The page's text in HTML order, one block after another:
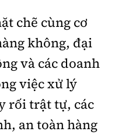
chẽ cùng cơ
không, đại
và các doanh
việc xử lý
rối trật tự, các
an toàn hàng